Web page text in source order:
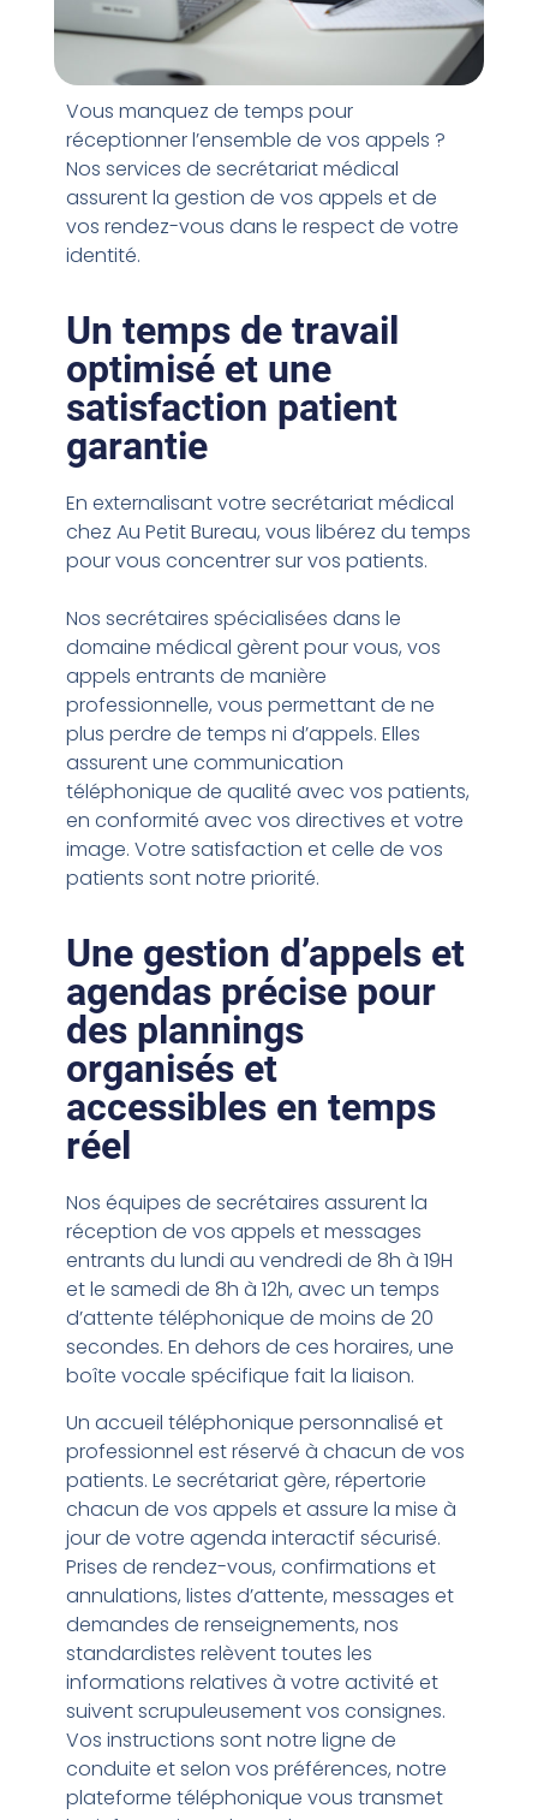
Vous manquez de temps pour
réceptionner l’ensemble de vos appels ?
Nos services de secrétariat médical
assurent la gestion de vos appels et de
vos rendez-vous dans le respect de votre
identité.
Un temps de travail
optimisé et une
satisfaction patient
garantie
En externalisant votre secrétariat médical
chez Au Petit Bureau, vous libérez du temps
pour vous concentrer sur vos patients.
Nos secrétaires spécialisées dans le
domaine médical gèrent pour vous, vos
appels entrants de manière
professionnelle, vous permettant de ne
plus perdre de temps ni d’appels. Elles
assurent une communication
téléphonique de qualité avec vos patients,
en conformité avec vos directives et votre
image. Votre satisfaction et celle de vos
patients sont notre priorité.
Une gestion d’appels et
agendas précise pour
des plannings
organisés et
accessibles en temps
réel
Nos équipes de secrétaires assurent la
réception de vos appels et messages
entrants du lundi au vendredi de 8h à 19H
et le samedi de 8h à 12h, avec un temps
d’attente téléphonique de moins de 20
secondes. En dehors de ces horaires, une
boîte vocale spécifique fait la liaison.
Un accueil téléphonique personnalisé et
professionnel est réservé à chacun de vos
patients. Le secrétariat gère, répertorie
chacun de vos appels et assure la mise à
jour de votre agenda interactif sécurisé.
Prises de rendez-vous, confirmations et
annulations, listes d’attente, messages et
demandes de renseignements, nos
standardistes relèvent toutes les
informations relatives à votre activité et
suivent scrupuleusement vos consignes.
Vos instructions sont notre ligne de
conduite et selon vos préférences, notre
plateforme téléphonique vous transmet